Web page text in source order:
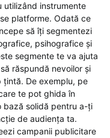
utilizând instrumente
platforme. Odată ce
să îți segmentezi
psihografice și
segmente te va ajuta
răspundă nevoilor și
De exemplu, pe
te pot ghida în
bază solidă pentru a-ți
de audiența ta.
campanii publicitare